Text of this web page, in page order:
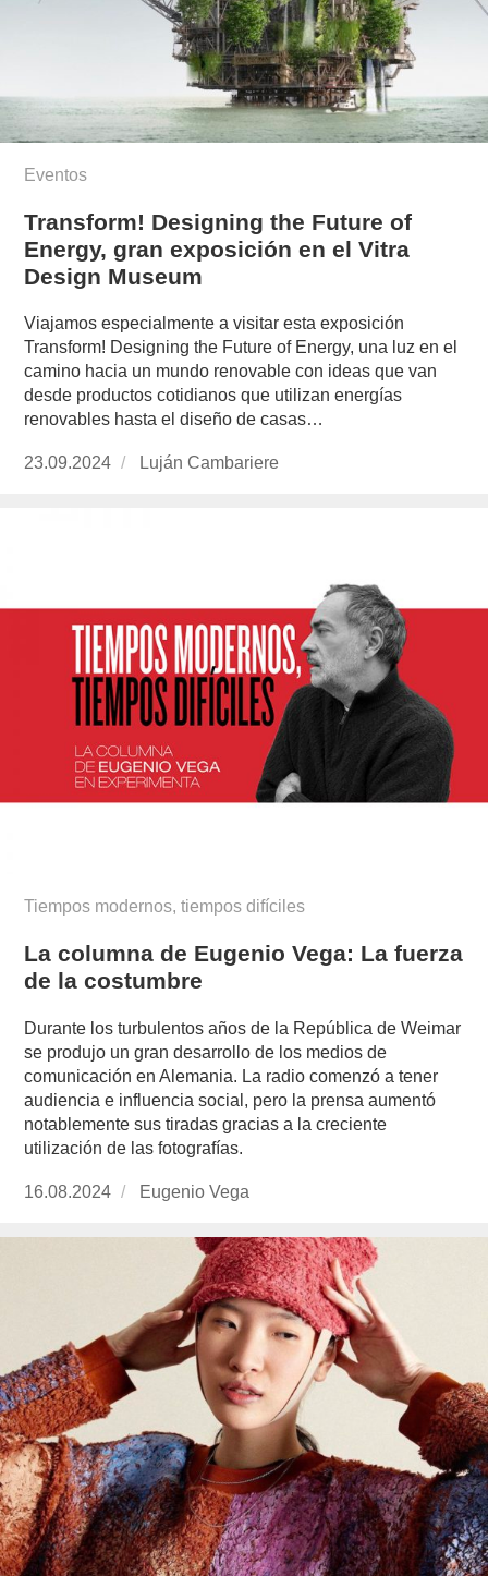
Eventos
Transform! Designing the Future of
Energy, gran exposición en el Vitra
Design Museum
Viajamos especialmente a visitar esta exposición
Transform! Designing the Future of Energy, una luz en el
camino hacia un mundo renovable con ideas que van
desde productos cotidianos que utilizan energías
renovables hasta el diseño de casas…
Publicado
23.09.2024
https://www.experimenta.es/author/lujan-
Luján Cambariere
Tiempos modernos, tiempos difíciles
La columna de Eugenio Vega: La fuerza
de la costumbre
Durante los turbulentos años de la República de Weimar
se produjo un gran desarrollo de los medios de
comunicación en Alemania. La radio comenzó a tener
audiencia e influencia social, pero la prensa aumentó
notablemente sus tiradas gracias a la creciente
utilización de las fotografías.
Publicado
16.08.2024 https://www.experimenta.es/author/info1/
Eugenio Vega